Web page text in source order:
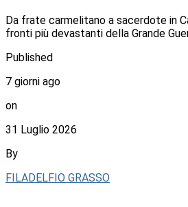
Da frate carmelitano a sacerdote in
fronti più devastanti della Grande
Published
7 giorni ago
on
31 Luglio 2026
By
FILADELFIO GRASSO